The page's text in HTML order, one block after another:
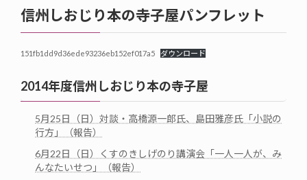
信州しおじり本の寺子屋パンフレット
151fb1dd9d36ede93236eb152ef017a5 ダウンロード
2014年度信州しおじり本の寺子屋
5月25日（日）対談・高橋源一郎氏、島田雅彦氏「小説の
行方」（報告）
6月22日（日）くすのきしげのり講演会「一人一人が、み
んなたいせつ」（報告）